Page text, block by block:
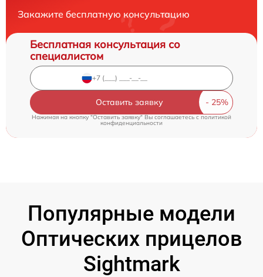
Закажите бесплатную консультацию
Бесплатная консультация со
специалистом
Оставить заявку
Нажимая на кнопку "Оставить заявку" Вы соглашаетесь cполитикой
конфиденциальности
Популярные модели
Оптических прицелов
Sightmark